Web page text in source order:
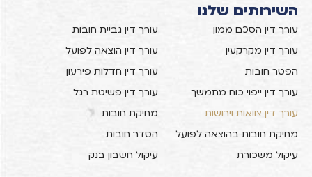
השירותים שלנו
עורך דין הסכם ממון
עורך דין גביית חובות
עורך דין מקרקעין
עורך דין הוצאה לפועל
הפטר חובות
עורך דין חדלות פירעון
עורך דין ייפוי כוח מתמשך
עורך דין פשיטת רגל
עורך דין צוואות וירושות
מחיקת חובות
מחיקת חובות בהוצאה לפועל
הסדר חובות
עיקול משכורת
עיקול חשבון בנק